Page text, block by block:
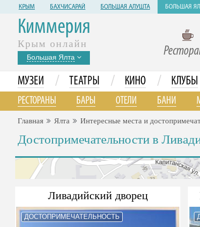
КРЫМ БАХЧИСАРАЙ БОЛЬШАЯ АЛУШТА БОЛЬШАЯ
Киммерия
Крым онлайн
Большая Ялта
МУЗЕИ / ТЕАТРЫ / КИНО / КЛУБЫ
РЕСТОРАНЫ БАРЫ ОТЕЛИ БАНИ
Главная Ялта Интересные места и
Достопримечательности в
Ливадийский дворец
ДОСТОПРИМЕЧАТЕЛЬНОСТЬ